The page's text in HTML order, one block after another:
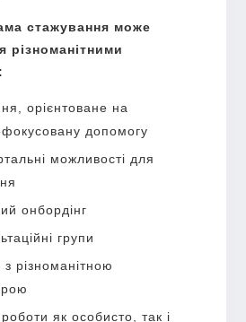
стажування може
різноманітними
орієнтоване на
допомогу
можливості для
онбордінг
групи
з різноманітною
роботи як особисто, так і